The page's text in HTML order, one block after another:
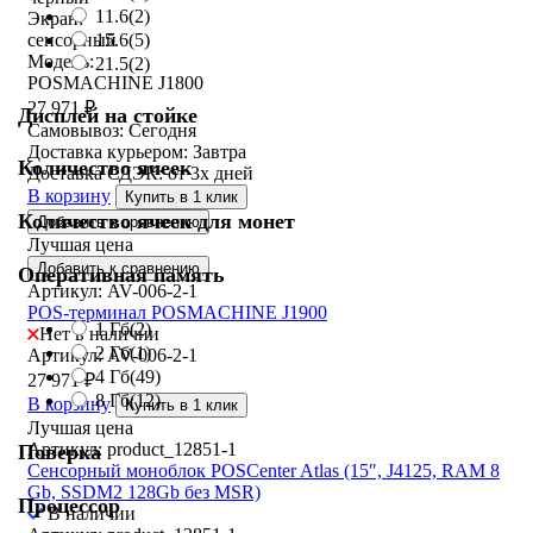
11.6(2)
15.6(5)
21.5(2)
Дисплей на стойке
Количество ячеек
Количество ячеек для монет
Оперативная память
1 Гб(2)
2 Гб(1)
4 Гб(49)
8 Гб(12)
Поверка
Процессор
Экран:
сенсорный
Модель:
POSMACHINE J1800
27 971 ₽
Самовывоз: Сегодня
Доставка курьером: Завтра
Доставка СДЭК:от 3х дней
В корзину
Купить в 1 клик
Добавить к сравнению
Лучшая цена
Добавить к сравнению
Артикул: AV-006-2-1
POS-терминал POSMACHINE J1900
Нет в наличии
Артикул: AV-006-2-1
27 971₽
В корзину
Купить в 1 клик
Лучшая цена
Артикул: product_12851-1
Сенсорный моноблок POSCenter Atlas (15″, J4125, RAM 8
Gb, SSDM2 128Gb без MSR)
В наличии